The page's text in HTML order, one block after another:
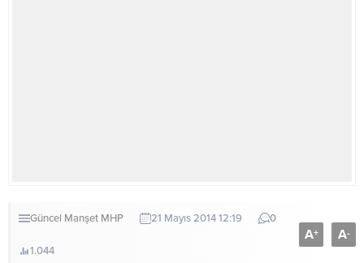
Güncel Manşet MHP 21 Mayıs 2014 12:19 0
1.044
A+ A-